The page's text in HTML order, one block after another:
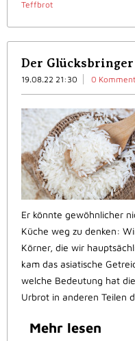
Teffbrot
Der
19.08.22 21:30 0
Er könnte gewöhnlicher
Küche weg zu denken:
Körner, die wir
kam das asiatische
welche Bedeutung hat
Urbrot in anderen Teilen
Mehr lesen